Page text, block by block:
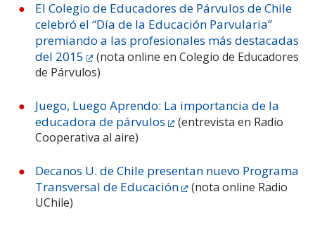
El Colegio de Educadores de Párvulos de Chile
celebró el “Día de la Educación Parvularia”
premiando a las profesionales más destacadas
del 2015
(nota online en Colegio de Educadores
de Párvulos)
Juego, Luego Aprendo: La importancia de la
educadora de párvulos
(entrevista en Radio
Cooperativa al aire)
Decanos U. de Chile presentan nuevo Programa
Transversal de Educación
(nota online Radio
UChile)